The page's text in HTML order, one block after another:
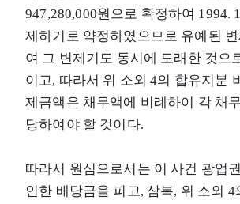
947,280,000원으로 확정하여 1994.
제하기로 약정하였으므로 유예된
여 그 변제기도 동시에 도래한 것으
이고, 따라서 위 소외 4의 합유지분
제금액은 채무액에 비례하여 각 채
당하여야 할 것이다.
따라서 원심으로서는 이 사건 광업
인한 배당금을 피고, 삼복, 위 소외 4